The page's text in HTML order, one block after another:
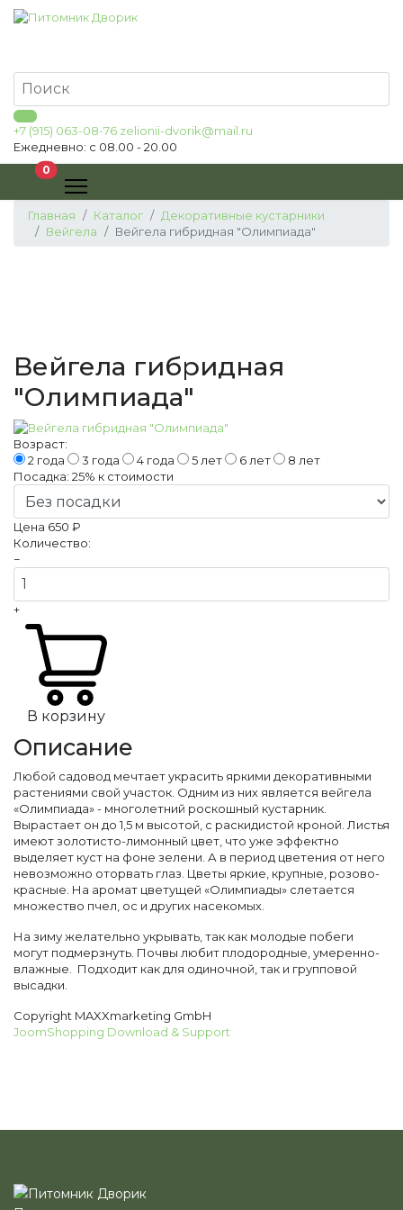
+7 (915) 063-08-76 zelionii-dvorik@mail.ru
Ежедневно: с 08.00 - 20.00
0В корзину
Главная Каталог
Декоративные кустарники
Вейгела
Вейгела гибридная "Олимпиада"
Вейгела гибридная
"Олимпиада"
Возраст:
2 года
3 года 4 года 5 лет 6 лет
8 лет
Посадка: 25% к стоимости
Цена 650 ₽
Количество:
−
+
В корзину
Описание
Любой садовод мечтает украсить яркими декоративными
растениями свой участок. Одним из них является вейгела
«Олимпиада» - многолетний роскошный кустарник.
Вырастает он до 1,5 м высотой, с раскидистой кроной. Листья
имеют золотисто-лимонный цвет, что уже эффектно
выделяет куст на фоне зелени. А в период цветения от него
невозможно оторвать глаз. Цветы яркие, крупные, розово-
красные. На аромат цветущей «Олимпиады» слетается
множество пчел, ос и других насекомых.
На зиму желательно укрывать, так как молодые побеги
могут подмерзнуть. Почвы любит плодородные, умеренно-
влажные. Подходит как для одиночной, так и групповой
высадки.
Copyright MAXXmarketing GmbH
JoomShopping Download & Support